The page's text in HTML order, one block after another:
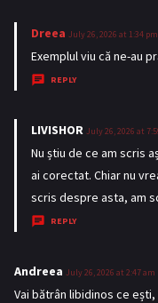
Dreea s
a
y
July 26, 2026 at 1:34 pm
Exemplul viu că ne-au
REPLY
LIVISHORs
a
y
s
July 26, 2026 at
Nu știu de ce am scris
ai corectat. Chiar nu
scris despre asta, am
REPLY
Andreea s
a
July 26, 2026 at 2:47 am
Vai bătrân libidinos ce